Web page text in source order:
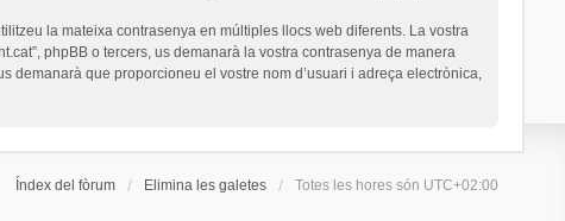
la mateixa contrasenya en múltiples llocs web diferents. La vostra
phpBB o tercers, us demanarà la vostra contrasenya de manera
demanarà que proporcioneu el vostre nom d’usuari i adreça electrònica,
Índex del fòrum Elimina les galetes Totes les hores són UTC+02:00